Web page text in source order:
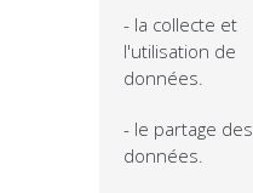
- la collecte et
l'utilisation de
données.
- le partage des
données.